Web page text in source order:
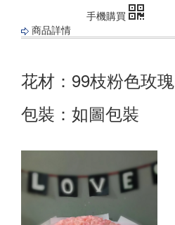
手機購買
商品詳情
花材：99枝粉色玫瑰
包裝：如圖包裝